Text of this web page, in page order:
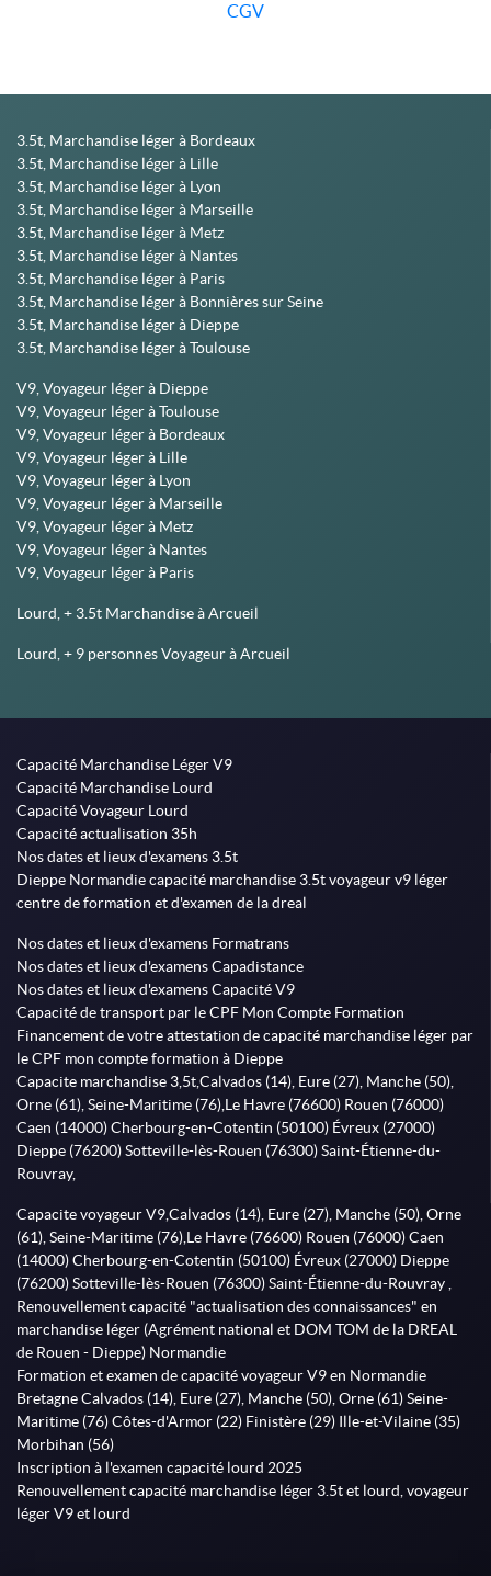
CGV
3.5t, Marchandise léger à Bordeaux
3.5t, Marchandise léger à Lille
3.5t, Marchandise léger à Lyon
3.5t, Marchandise léger à Marseille
3.5t, Marchandise léger à Metz
3.5t, Marchandise léger à Nantes
3.5t, Marchandise léger à Paris
3.5t, Marchandise léger à Bonnières sur Seine
3.5t, Marchandise léger à Dieppe
3.5t, Marchandise léger à Toulouse
V9, Voyageur léger à Dieppe
V9, Voyageur léger à Toulouse
V9, Voyageur léger à Bordeaux
V9, Voyageur léger à Lille
V9, Voyageur léger à Lyon
V9, Voyageur léger à Marseille
V9, Voyageur léger à Metz
V9, Voyageur léger à Nantes
V9, Voyageur léger à Paris
Lourd, + 3.5t Marchandise à Arcueil
Lourd, + 9 personnes Voyageur à Arcueil
Capacité Marchandise Léger V9
Capacité Marchandise Lourd
Capacité Voyageur Lourd
Capacité actualisation 35h
Nos dates et lieux d'examens 3.5t
Dieppe Normandie capacité marchandise 3.5t voyageur v9 léger
centre de formation et d'examen de la dreal
Nos dates et lieux d'examens Formatrans
Nos dates et lieux d'examens Capadistance
Nos dates et lieux d'examens Capacité V9
Capacité de transport par le CPF Mon Compte Formation
Financement de votre attestation de capacité marchandise léger par
le CPF mon compte formation à Dieppe
Capacite marchandise 3,5t,Calvados (14), Eure (27), Manche (50),
Orne (61), Seine-Maritime (76),Le Havre (76600) Rouen (76000)
Caen (14000) Cherbourg-en-Cotentin (50100) Évreux (27000)
Dieppe (76200) Sotteville-lès-Rouen (76300) Saint-Étienne-du-
Rouvray,
Capacite voyageur V9,Calvados (14), Eure (27), Manche (50), Orne
(61), Seine-Maritime (76),Le Havre (76600) Rouen (76000) Caen
(14000) Cherbourg-en-Cotentin (50100) Évreux (27000) Dieppe
(76200) Sotteville-lès-Rouen (76300) Saint-Étienne-du-Rouvray ,
Renouvellement capacité "actualisation des connaissances" en
marchandise léger (Agrément national et DOM TOM de la DREAL
de Rouen - Dieppe) Normandie
Formation et examen de capacité voyageur V9 en Normandie
Bretagne Calvados (14), Eure (27), Manche (50), Orne (61) Seine-
Maritime (76) Côtes-d'Armor (22) Finistère (29) Ille-et-Vilaine (35)
Morbihan (56)
Inscription à l'examen capacité lourd 2025
Renouvellement capacité marchandise léger 3.5t et lourd, voyageur
léger V9 et lourd